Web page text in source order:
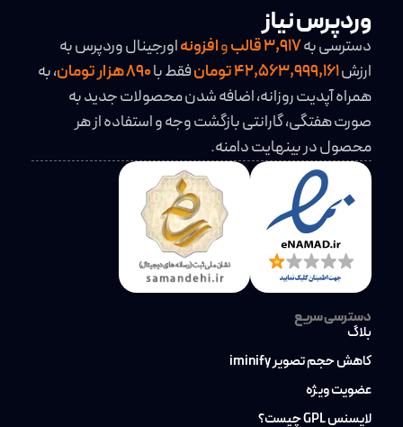
وردپرس نیاز
دسترسی به3,917قالبوافزونهاورجینال وردپرس به
ارزش42,563,999,161 تومان فقط با
، به
همراه آپدیت روزانه، اضافه شدن محصولات جدید به
صورت هفتگی، گارانتی بازگشت وجه و استفاده از هر
محصول در بینهایت دامنه.
دسترسی سریع
بلاگ
کاهش حجم تصویر iminify
عضویت ویژه
لایسنس GPL چیست؟